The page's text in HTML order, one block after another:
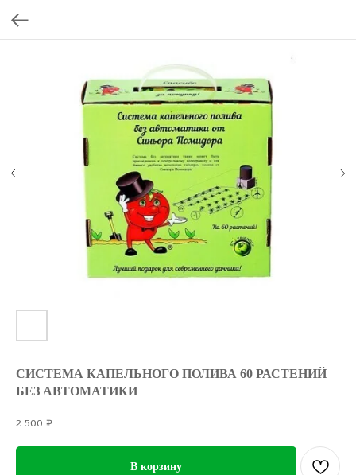
СИСТЕМА КАПЕЛЬНОГО ПОЛИВА 60 РАСТЕНИЙ
БЕЗ АВТОМАТИКИ
2 500 ₽
В корзину